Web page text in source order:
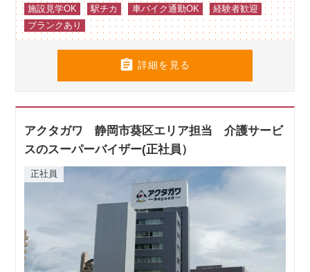
施設見学OK
駅チカ 車バイク通勤OK
経験者歓迎
ブランクあり
 詳細を見る
アクタガワ 静岡市葵区エリア担当 介護サービ
スのスーパーバイザー(正社員）
正社員